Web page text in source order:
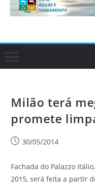
Milão terá
promete
30/05/2014
Fachada do Palazzo
2015, será feita a partir